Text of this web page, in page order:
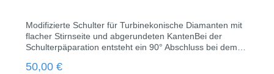
Modifizierte Schulter für Turbinekonische Diamanten mit
flacher Stirnseite und abgerundeten KantenBei der
Schulterpäparation entsteht ein 90° Abschluss bei dem
Vollkeramikkronengrob (120 – 150 µm) zum
Regulärer Preis:
50,00 €